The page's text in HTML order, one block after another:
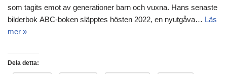
som tagits emot av generationer barn och vuxna. Hans senaste
bilderbok ABC-boken släpptes hösten 2022, en nyutgåva… Läs
mer »
Dela detta: